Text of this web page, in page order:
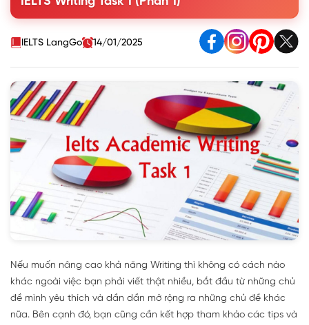
IELTS LangGo 14/01/2025
Nếu muốn nâng cao khả năng Writing thì không có cách nào
khác ngoài việc bạn phải viết thật nhiều, bắt đầu từ những chủ
đề mình yêu thích và dần dần mở rộng ra những chủ đề khác
nữa. Bên cạnh đó, bạn cũng cần kết hợp tham khảo các tips và